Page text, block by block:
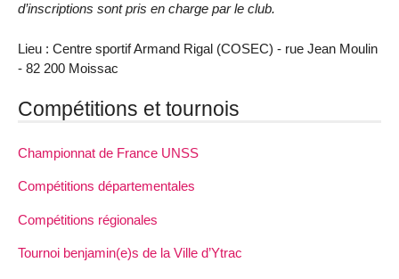
d’inscriptions sont pris en charge par le club.
Lieu : Centre sportif Armand Rigal (COSEC) - rue Jean Moulin
- 82 200 Moissac
Compétitions et tournois
Championnat de France UNSS
Compétitions départementales
Compétitions régionales
Tournoi benjamin(e)s de la Ville d’Ytrac